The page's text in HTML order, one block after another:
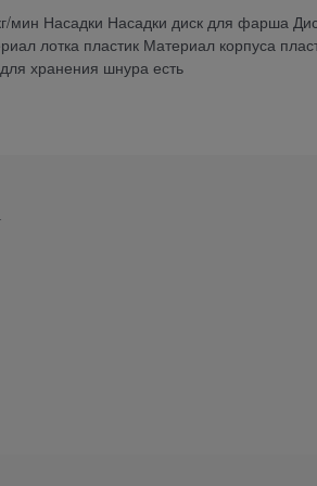
мин Насадки Насадки диск для фарша
лотка пластик Материал корпуса
хранения шнура есть